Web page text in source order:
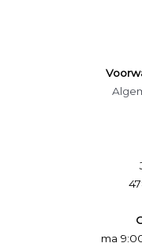
ma